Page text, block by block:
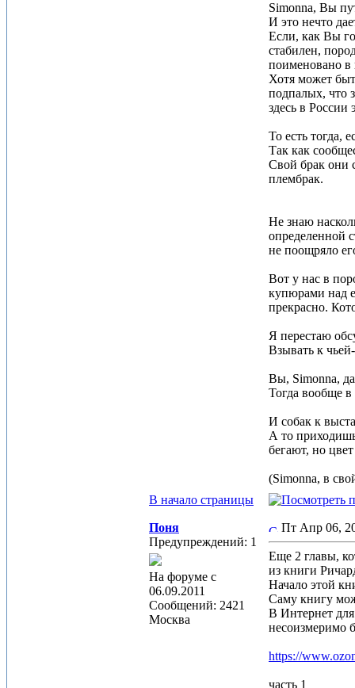
Simonna, Вы
И это нечто
Если, как Вы
стабилен,
поименовано в
Хотя может
подпалых, что
здесь в
То есть тогда,
Так как
Свой брак они
плембрак.
Не знаю
определенной
не поощряло
Вот у нас в
купюрами над
прекрасно.
Я перестаю
Взывать к
Вы, Simonna,
Тогда вообще в
И собак к
А то
бегают, но
(Simonna, в
В начало страницы
Поня
Предупреждений: 1
На форуме с
06.09.2011
Сообщений: 2421
Москва
Пт Апр 06,
Еще 2 главы,
из книги
Начало этой
Саму книгу
В Интернет
несоизмеримо
https://
часть 1